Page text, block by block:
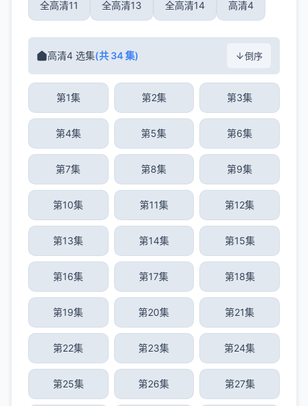
全高清11 全高清13 全高清14 高清4
高清4 选集(共 34 集) 倒序
第1集 第2集 第3集
第4集 第5集 第6集
第7集 第8集 第9集
第10集 第11集 第12集
第13集 第14集 第15集
第16集 第17集 第18集
第19集 第20集 第21集
第22集 第23集 第24集
第25集 第26集 第27集